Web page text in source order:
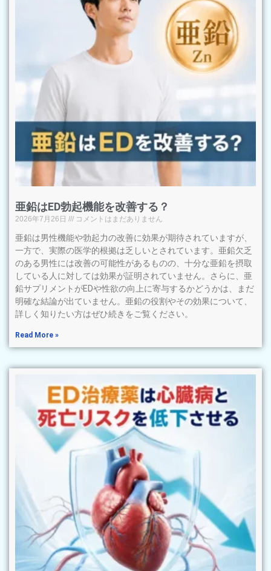
亜鉛はED勃起機能を改善する？
2026年7月26日 コメントはまだありません
亜鉛は男性機能や勃起力の改善に効果が期待されていますが、
一方で、実際の医学的根拠は乏しいとされています。亜鉛欠乏
のある男性には改善の可能性があるものの、十分な亜鉛を摂取
している人に対しては効果が証明されていません。さらに、亜
鉛サプリメントがEDや性欲の向上に寄与するかどうかは、まだ
明確な結論が出ていません。亜鉛の役割やその効果について、
詳しく知りたい方はぜひ続きをご覧ください。
Read More »